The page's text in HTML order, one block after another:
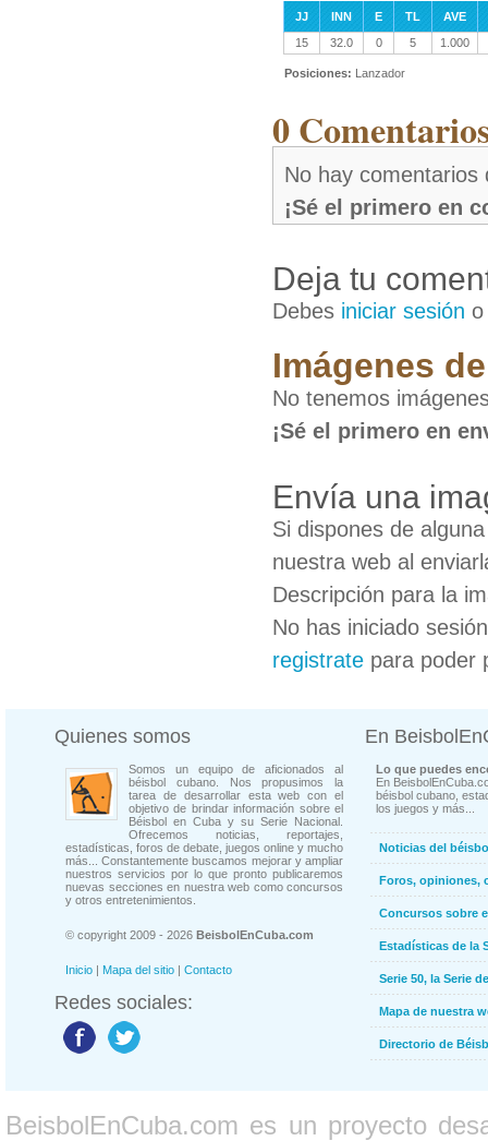
JJ INN E TL
AVE
15
32.0 0 5 1.000
Posiciones: Lanzador
0
No hay comentarios
¡Sé el primero en
Deja tu
Debes iniciar sesión
Imágenes
No tenemos
¡Sé el primero en
Envía una
Si dispones de
nuestra web al
Descripción para la
No has iniciado
registrate para poder
Quienes somos
Somos un equipo de aficionados al
béisbol cubano. Nos propusimos la
tarea de desarrollar esta web con el
objetivo de brindar información sobre el
Béisbol en Cuba y su Serie Nacional.
Ofrecemos noticias, reportajes,
estadísticas, foros de debate, juegos online y mucho
más... Constantemente buscamos mejorar y ampliar
nuestros servicios por lo que pronto publicaremos
nuevas secciones en nuestra web como concursos
y otros entretenimientos.
© copyright 2009 - 2026 BeisbolEnCuba.com
Inicio | Mapa del sitio | Contacto
Redes sociales:
En
Lo que puedes
En
béisbol cubano,
los juegos y más...
Noticias del
Foros, opiniones,
Concursos sobre
Estadísticas de la
Serie 50, la Serie
Mapa de nuestra
Directorio de
BeisbolEnCuba.com es un proyecto